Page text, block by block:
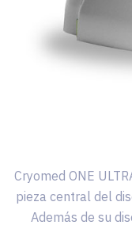
Cryomed ONE
pieza central del
Además de su